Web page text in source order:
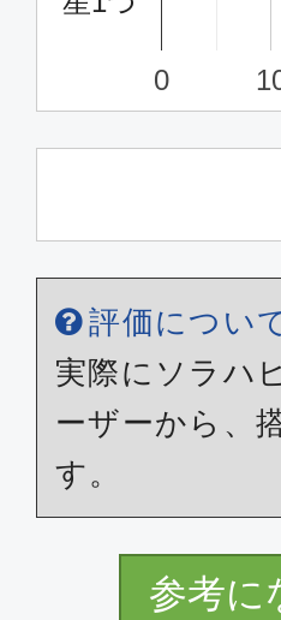
0
評価につい
実際にソラハ
ーザーから、
す。
参考に